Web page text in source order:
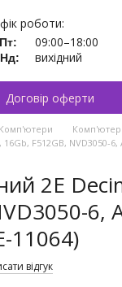
роботи:
09:00–18:00
вихідний
Договір оферти
Комп'ютери
F512GB, NVD3050-6,
2E
6,
11064)
відгук